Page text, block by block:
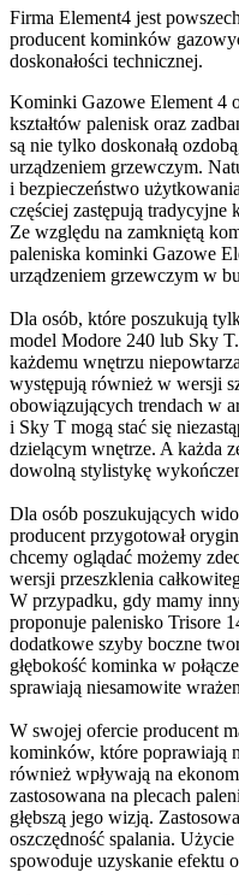
Firma Element4 jest
producent kominków
doskonałości technicznej.
Kominki Gazowe Element 4
kształtów palenisk oraz
są nie tylko doskonałą
urządzeniem grzewczym.
i bezpieczeństwo
częściej zastępują tradycyjne
Ze względu na zamkniętą
paleniska kominki Gazowe
urządzeniem grzewczym w
Dla osób, które poszukują
model Modore 240 lub Sky
każdemu wnętrzu
występują również w wersji
obowiązujących trendach w
i Sky T mogą stać się
dzielącym wnętrze. A każda
dowolną stylistykę
Dla osób poszukujących
producent przygotował
chcemy oglądać możemy
wersji przeszklenia
W przypadku, gdy mamy
proponuje palenisko Trisore
dodatkowe szyby boczne
głębokość kominka w
sprawiają niesamowite
W swojej ofercie producent
kominków, które poprawiają
również wpływają na
zastosowana na plecach
głębszą jego wizją.
oszczędność spalania.
spowoduje uzyskanie efektu